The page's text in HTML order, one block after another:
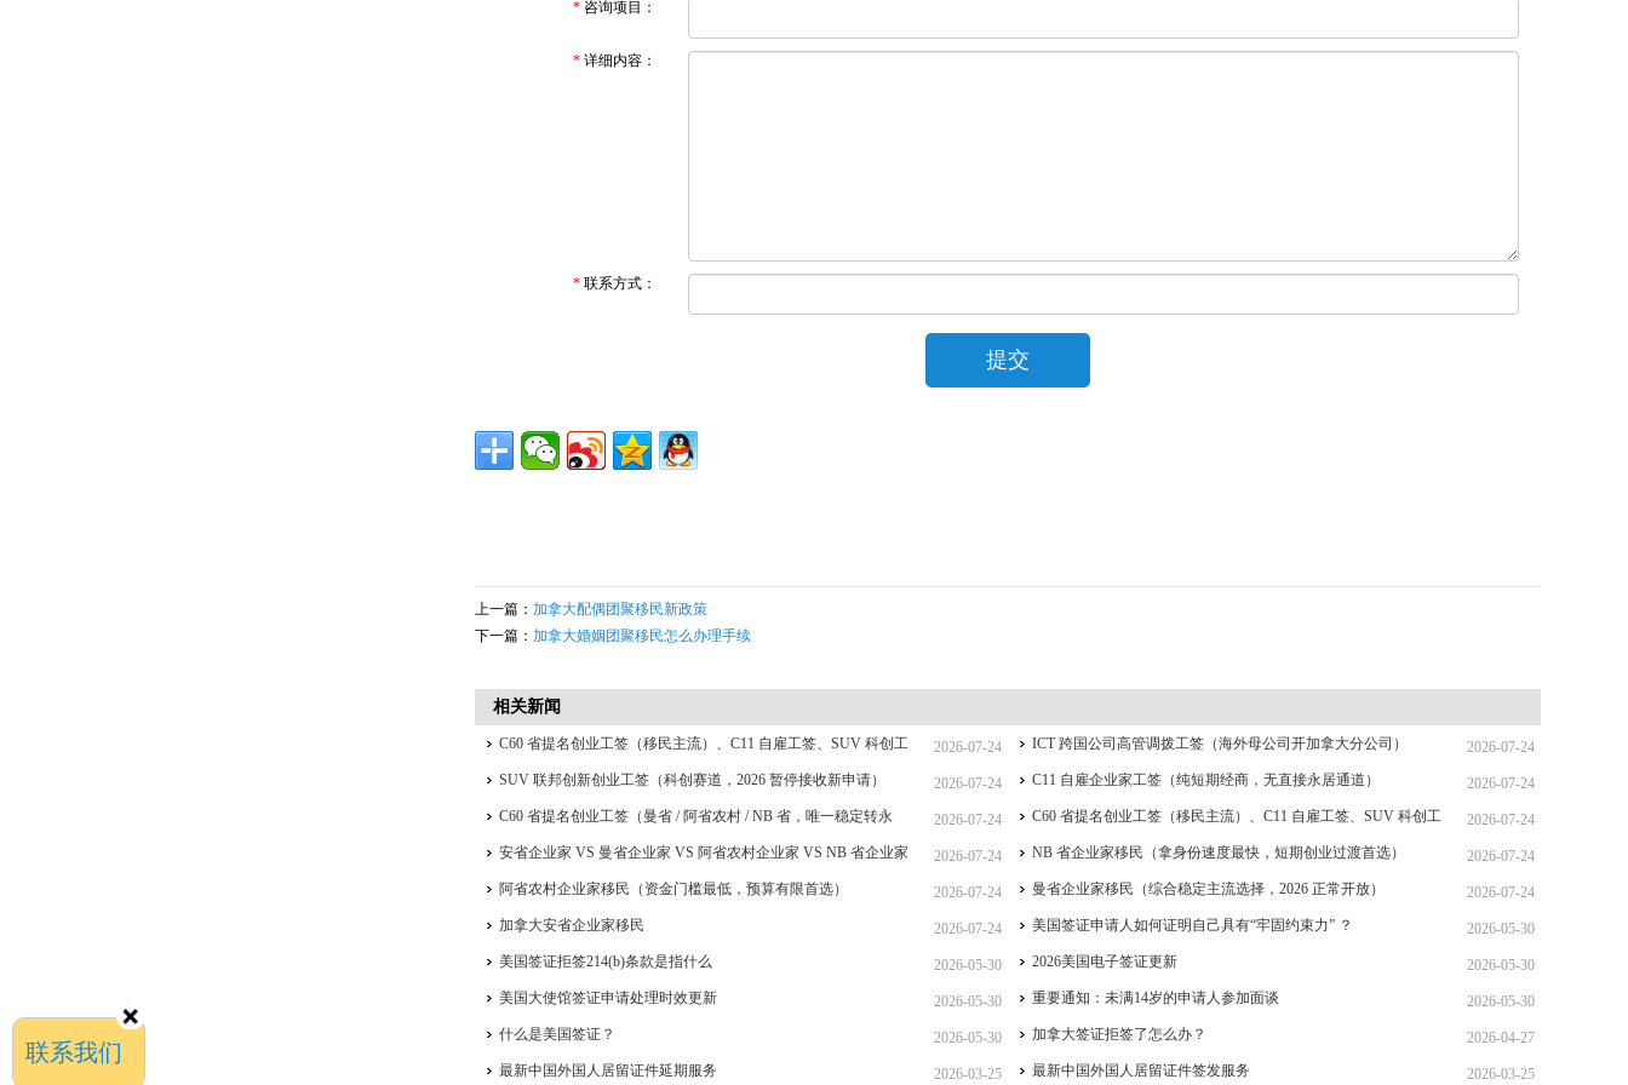
* 咨询项目：
* 详细内容：
* 联系方式：
上一篇：加拿大配偶团聚移民新政策
下一篇：加拿大婚姻团聚移民怎么办理手续
相关新闻
2026-07-24
C60 省提名创业工签（移民主流）、C11 自雇工签、SUV 科创工
签、ICT 跨国高管工签比较
2026-07-24
ICT 跨国公司高管调拨工签（海外母公司开加拿大分公司）
2026-07-24
SUV 联邦创新创业工签（科创赛道，2026 暂停接收新申请） 2026-07-24
C11 自雇企业家工签（纯短期经商，无直接永居通道）
2026-07-24
C60 省提名创业工签（曼省 / 阿省农村 / NB 省，唯一稳定转永
居，重点）
2026-07-24
C60 省提名创业工签（移民主流）、C11 自雇工签、SUV 科创工
签、ICT 跨国高管工签
2026-07-24
安省企业家 VS 曼省企业家 VS 阿省农村企业家 VS NB 省企业家
四合一详细对比（2026 年 7 月最新官方政策）
2026-07-24
NB 省企业家移民（拿身份速度最快，短期创业过渡首选）
2026-07-24
阿省农村企业家移民（资金门槛最低，预算有限首选） 2026-07-24
曼省企业家移民（综合稳定主流选择，2026 正常开放）
2026-07-24
加拿大安省企业家移民 2026-05-30
美国签证申请人如何证明自己具有“牢固约束力” ？
2026-05-30
美国签证拒签214(b)条款是指什么 2026-05-30
2026美国电子签证更新
2026-05-30
美国大使馆签证申请处理时效更新 2026-05-30
重要通知：未满14岁的申请人参加面谈
2026-05-30
什么是美国签证？ 2026-04-27
加拿大签证拒签了怎么办？
2026-03-25
最新中国外国人居留证件延期服务 2026-03-25
最新中国外国人居留证件签发服务
联系我们